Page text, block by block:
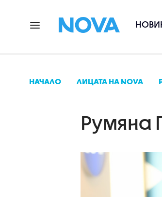
НАЧАЛО ЛИЦАТА НА NOVA
Румяна